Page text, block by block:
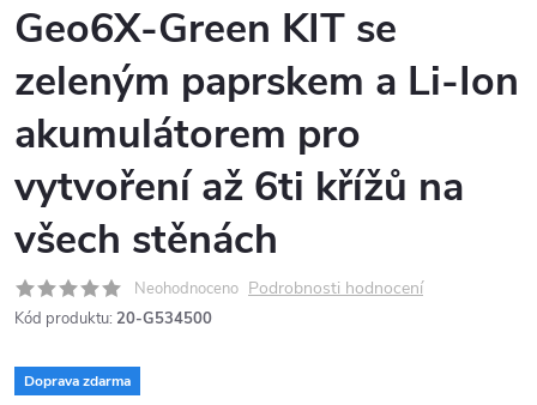
Geo6X-Green KIT se
zeleným paprskem a Li-Ion
akumulátorem pro
vytvoření až 6ti křížů na
všech stěnách
Neohodnoceno Podrobnosti hodnocení
Kód produktu: 20-G534500
Doprava zdarma